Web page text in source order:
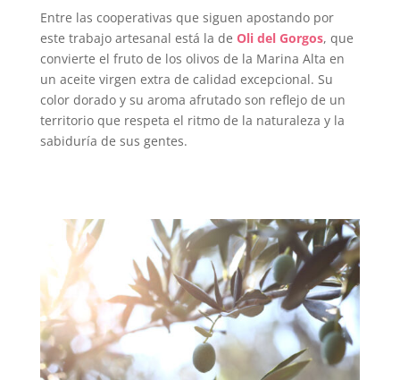
Entre las cooperativas que siguen apostando por
este trabajo artesanal está la de Oli del Gorgos, que
convierte el fruto de los olivos de la Marina Alta en
un aceite virgen extra de calidad excepcional. Su
color dorado y su aroma afrutado son reflejo de un
territorio que respeta el ritmo de la naturaleza y la
sabiduría de sus gentes.